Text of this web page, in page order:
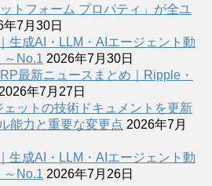
トフォーム プロパティ」が全ユ
年7月30日
生成AI・LLM・AIエージェント動
～No.1 2026年7月30日
最新ニュースまとめ｜Ripple・
2026年7月27日
ットの技術ドキュメントを更新
力と重要な変更点 2026年7月
生成AI・LLM・AIエージェント動
～No.1 2026年7月26日